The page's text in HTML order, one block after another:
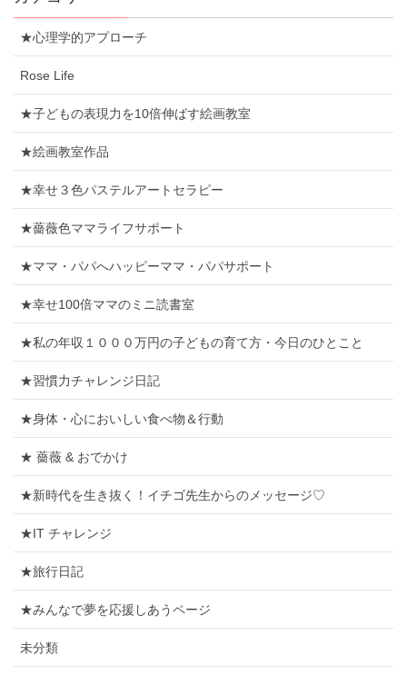
★心理学的アプローチ
Rose Life
★子どもの表現力を10倍伸ばす絵画教室
★絵画教室作品
★幸せ３色パステルアートセラピー
★薔薇色ママライフサポート
★ママ・パパへハッピーママ・パパサポート
★幸せ100倍ママのミニ読書室
★私の年収１０００万円の子どもの育て方・今日のひとこと
★習慣力チャレンジ日記
★身体・心においしい食べ物＆行動
★ 薔薇 & おでかけ
★新時代を生き抜く！イチゴ先生からのメッセージ♡
★IT チャレンジ
★旅行日記
★みんなで夢を応援しあうページ
未分類